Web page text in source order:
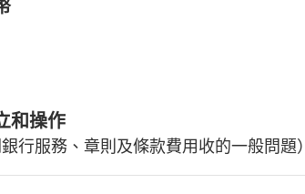
和操作
銀行服務、章則及條款費用收的一般問題）